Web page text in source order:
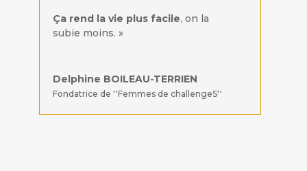
Ça rend la vie plus facile, on la
subie moins. »
Delphine BOILEAU-TERRIEN
Fondatrice de ''Femmes de challengeS''